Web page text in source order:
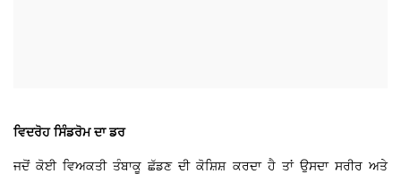
ਵਿਦਰੋਹ ਸਿੰਡਰੋਮ ਦਾ ਡਰ
ਜਦੋਂ ਕੋਈ ਵਿਅਕਤੀ ਤੰਬਾਕੂ ਛੱਡਣ ਦੀ ਕੋਸ਼ਿਸ਼ ਕਰਦਾ ਹੈ ਤਾਂ ਉਸਦਾ ਸਰੀਰ ਅਤੇ